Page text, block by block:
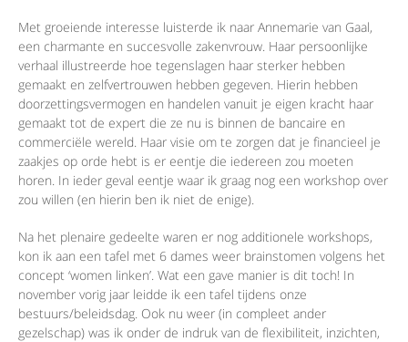
Met groeiende interesse luisterde ik naar Annemarie van Gaal,
een charmante en succesvolle zakenvrouw. Haar persoonlijke
verhaal illustreerde hoe tegenslagen haar sterker hebben
gemaakt en zelfvertrouwen hebben gegeven. Hierin hebben
doorzettingsvermogen en handelen vanuit je eigen kracht haar
gemaakt tot de expert die ze nu is binnen de bancaire en
commerciële wereld. Haar visie om te zorgen dat je financieel je
zaakjes op orde hebt is er eentje die iedereen zou moeten
horen. In ieder geval eentje waar ik graag nog een workshop over
zou willen (en hierin ben ik niet de enige).
Na het plenaire gedeelte waren er nog additionele workshops,
kon ik aan een tafel met 6 dames weer brainstomen volgens het
concept ‘women linken’. Wat een gave manier is dit toch! In
november vorig jaar leidde ik een tafel tijdens onze
bestuurs/beleidsdag. Ook nu weer (in compleet ander
gezelschap) was ik onder de indruk van de flexibiliteit, inzichten,